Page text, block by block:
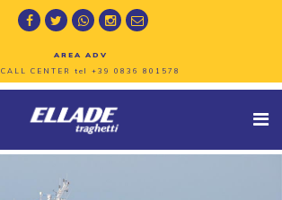
AREA ADV
CALL CENTER tel +39 0836 801578